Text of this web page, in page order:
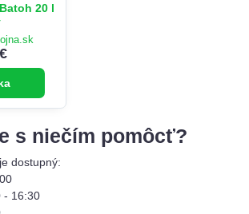
20 l
s niečím pomôcť?
dostupný:
- 16:30